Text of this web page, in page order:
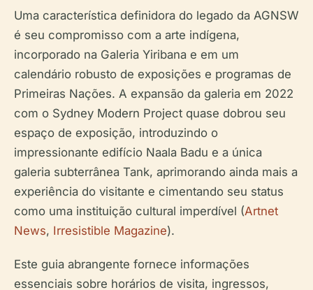
Uma característica definidora do legado da AGNSW
é seu compromisso com a arte indígena,
incorporado na Galeria Yiribana e em um
calendário robusto de exposições e programas de
Primeiras Nações. A expansão da galeria em 2022
com o Sydney Modern Project quase dobrou seu
espaço de exposição, introduzindo o
impressionante edifício Naala Badu e a única
galeria subterrânea Tank, aprimorando ainda mais a
experiência do visitante e cimentando seu status
como uma instituição cultural imperdível (Artnet
News, Irresistible Magazine).
Este guia abrangente fornece informações
essenciais sobre horários de visita, ingressos,